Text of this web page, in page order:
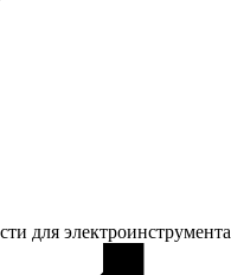
для электроинструмента